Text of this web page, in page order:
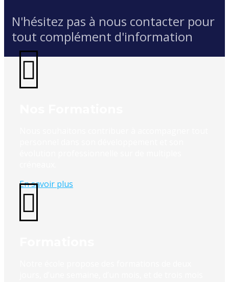
N'hésitez pas à nous contacter pour
tout complément d'information
En savoir plus